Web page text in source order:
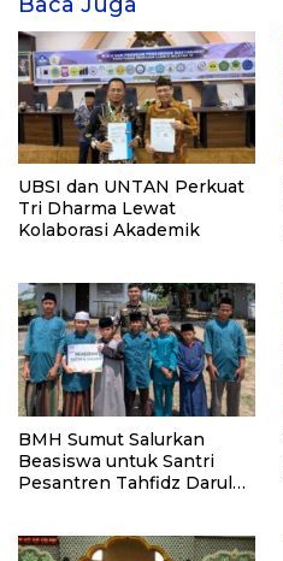
UBSI dan UNTAN Perkuat
Tri Dharma Lewat
Kolaborasi Akademik
BMH Sumut Salurkan
Beasiswa untuk Santri
Pesantren Tahfidz Darul